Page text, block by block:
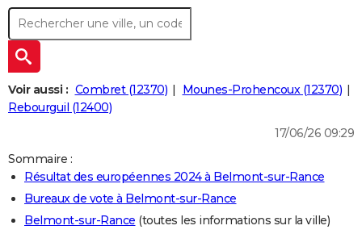
Retraite
Impôts
Epargne
Immobilier
Risques naturels par ville
Banque
Assurance
CréditAUTO
Essais
Réserver un essai
Citadines
Berlines
SUV
Forum auto
+HIGH-TECH
Mobiles
Meilleur smartphone
Internet
Ordinateurs
Jeux vidéo
Guide high-tech
+
BRICOLAGE
Forum
Aménagement intérieur
Extérieur
Cuisine
Salle de bains
Jardinage
Rangement
+
LIFESTYLE
Art de vivre
Bien-être
Loisirs
Mode
Modes de vie
SANTE
Alimentation
Guide de la santé
Maladies
Médicaments
Sommeil
VOYAGE
Voir aussi : Combret (12370)
Mounes-Prohencoux (12370)
Rebourguil (12400)
17/06/26 09:29
Sommaire :
Résultat des européennes 2024 à Belmont-sur-Rance
Bureaux de vote à Belmont-sur-Rance
Belmont-sur-Rance (toutes les informations sur la ville)